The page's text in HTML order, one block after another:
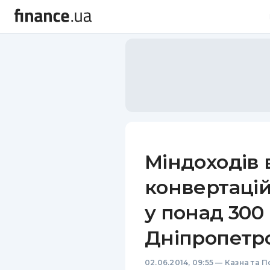
у понад
02.06.2014, 09:55 — Казна та